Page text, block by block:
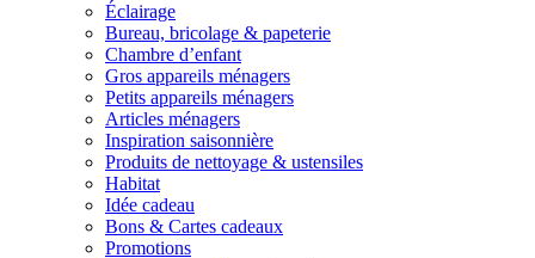
Éclairage
Bureau, bricolage & papeterie
Chambre d’enfant
Gros appareils ménagers
Petits appareils ménagers
Articles ménagers
Inspiration saisonnière
Produits de nettoyage & ustensiles
Habitat
Idée cadeau
Bons & Cartes cadeaux
Promotions